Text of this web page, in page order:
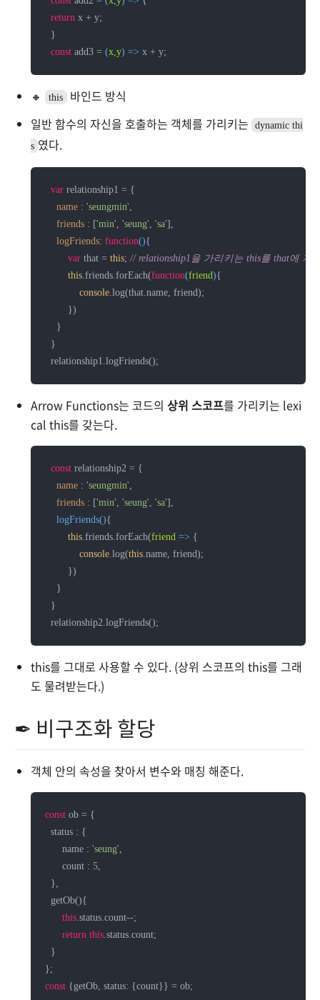
return x + y;
  }
const add3 = (x,y) => x + y;
🔸 this
바인드 방식
일반 함수의 자신을 호출하는 객체를 가리키는
dynamic thi
s 였다.
var relationship1 = {
name : 'seungmin'
friends : ['min' 'seung' 'sa'],
logFriends: function(){
var that = this; // relationship1을 가리키는 this를 that에 저
this .friends.forEach(function(friend){
console .log(that.name, friend);
        })
    }
  }
  relationship1.logFriends();
Arrow Functions는 코드의 상위 스코프를 가리키는 lexi
cal this를 갖는다.
const relationship2 = {
name : 'seungmin'
friends : ['min' 'seung' 'sa'],
logFriends(){
this .friends.forEach(friend => {
console .log(this .name, friend);
        })
    }
  }
this를 그대로 사용할 수 있다. (상위 스코프의 this를 그래
도 물려받는다.)
✒ 비구조화 할당
객체 안의 속성을 찾아서 변수와 매칭 해준다.
const ob = {
  status : {
      name :
'seung',
      count :
5,
  },
  getOb(){
this.status.count--;
return this.status.count;
  }
const